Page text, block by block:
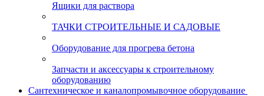
Ящики для раствора
ТАЧКИ СТРОИТЕЛЬНЫЕ И САДОВЫЕ
Оборудование для прогрева бетона
Запчасти и аксессуары к строительному
оборудованию
Сантехническое и каналопромывочное оборудование